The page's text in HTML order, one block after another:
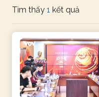
Tìm thấy 1 kết quả